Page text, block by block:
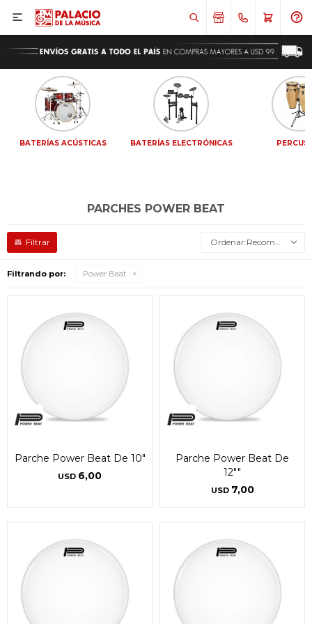

BATERÍAS ACÚSTICAS BATERÍAS ELECTRÓNICAS
PARCHES POWER BEAT
Recomendados
Filtrando por: Power Beat
Parche Power Beat De 10"
USD 6,00
Parche Power Beat De
12""
USD 7,00